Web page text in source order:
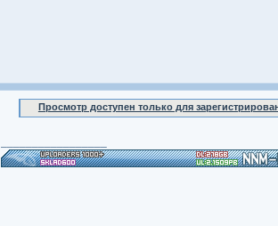
Просмотр доступен только для